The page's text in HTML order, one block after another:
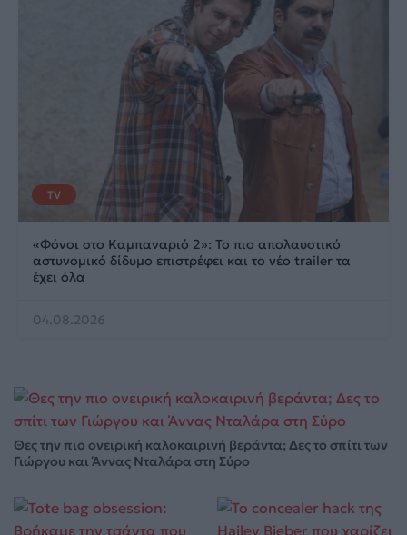
TV
«Φόνοι στο Καμπαναριό 2»: Το πιο απολαυστικό
αστυνομικό δίδυμο επιστρέφει και το νέο trailer τα
έχει όλα
04.08.2026
Θες την πιο ονειρική καλοκαιρινή βεράντα; Δες το σπίτι των
Γιώργου και Άννας Νταλάρα στη Σύρο